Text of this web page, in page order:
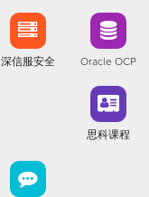
深信服安全 Oracle OCP
思科课程